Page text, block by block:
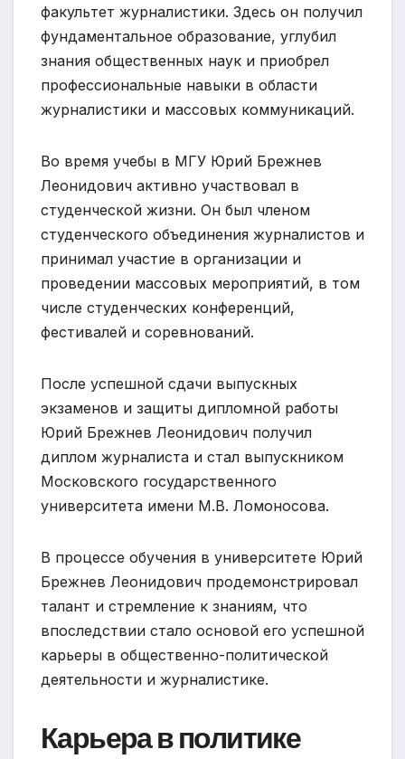
факультет журналистики. Здесь он получил
фундаментальное образование, углубил
знания общественных наук и приобрел
профессиональные навыки в области
журналистики и массовых коммуникаций.
Во время учебы в МГУ Юрий Брежнев
Леонидович активно участвовал в
студенческой жизни. Он был членом
студенческого объединения журналистов и
принимал участие в организации и
проведении массовых мероприятий, в том
числе студенческих конференций,
фестивалей и соревнований.
После успешной сдачи выпускных
экзаменов и защиты дипломной работы
Юрий Брежнев Леонидович получил
диплом журналиста и стал выпускником
Московского государственного
университета имени М.В. Ломоносова.
В процессе обучения в университете Юрий
Брежнев Леонидович продемонстрировал
талант и стремление к знаниям, что
впоследствии стало основой его успешной
карьеры в общественно-политической
деятельности и журналистике.
Карьера в политике